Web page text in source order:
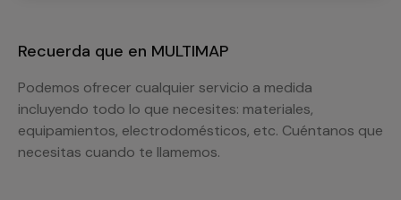
Recuerda que en MULTIMAP
Podemos ofrecer cualquier servicio a medida
incluyendo todo lo que necesites: materiales,
equipamientos, electrodomésticos, etc. Cuéntanos que
necesitas cuando te llamemos.